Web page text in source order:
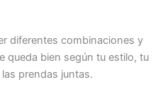
diferentes combinaciones y
queda bien según tu estilo, tu
prendas juntas.